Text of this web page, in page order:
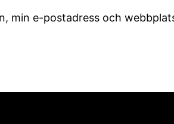
min e-postadress och